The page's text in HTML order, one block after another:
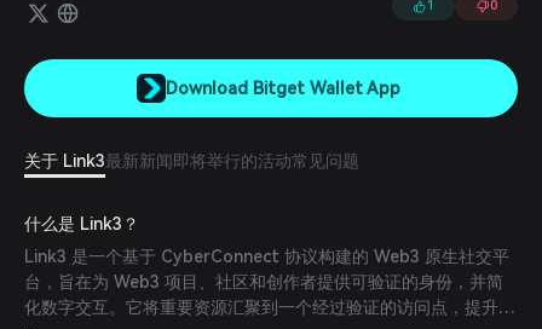
1 0
Download Bitget Wallet App
关于 Link3最新新闻即将举行的活动常见问题
什么是 Link3？
Link3 是一个基于 CyberConnect 协议构建的 Web3 原生社交平
台，旨在为 Web3 项目、社区和创作者提供可验证的身份，并简
化数字交互。它将重要资源汇聚到一个经过验证的访问点，提升